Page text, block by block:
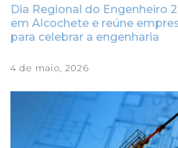
Dia Regional do Engenheiro
em Alcochete e reúne
para celebrar a engenharia
4 de maio, 2026